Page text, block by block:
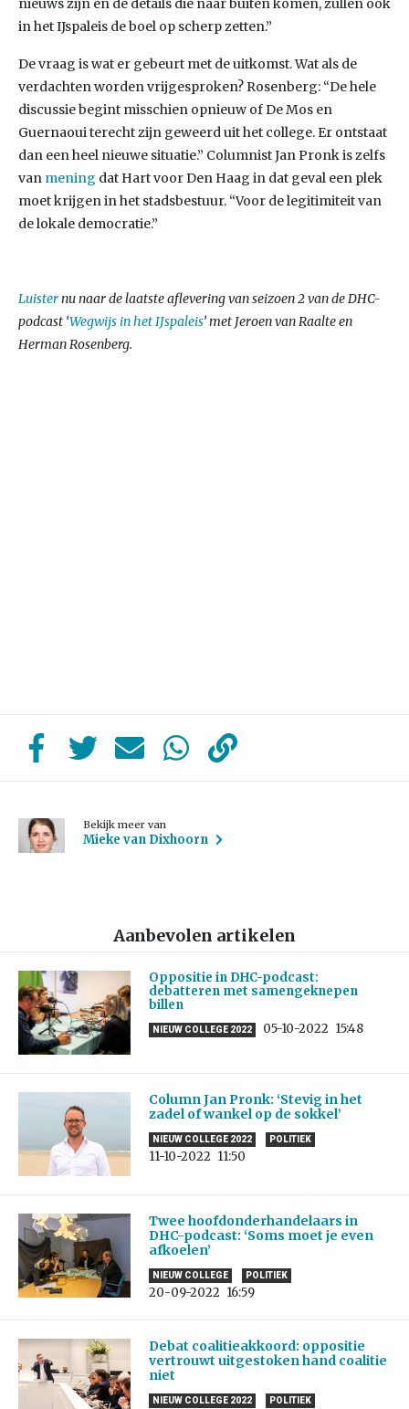
nieuws zijn en de details die naar buiten komen, zullen ook
in het IJspaleis de boel op scherp zetten.”
De vraag is wat er gebeurt met de uitkomst. Wat als de
verdachten worden vrijgesproken? Rosenberg: “De hele
discussie begint misschien opnieuw of De Mos en
Guernaoui terecht zijn geweerd uit het college. Er ontstaat
dan een heel nieuwe situatie.” Columnist Jan Pronk is zelfs
van mening dat Hart voor Den Haag in dat geval een plek
moet krijgen in het stadsbestuur. “Voor de legitimiteit van
de lokale democratie.”
Luisternu naar de laatste aflevering van seizoen 2 van de DHC-
podcast ‘Wegwijs in het IJspaleis’ met Jeroen van Raalte en
Herman Rosenberg.
Bekijk meer van
Mieke van Dixhoorn
Aanbevolen artikelen
Oppositie in DHC-podcast:
debatteren met samengeknepen
billen
NIEUW COLLEGE 2022 05-10-2022 15:48
Column Jan Pronk: ‘Stevig in het
zadel of wankel op de sokkel’
NIEUW COLLEGE 2022 POLITIEK
11-10-2022 11:50
Twee hoofdonderhandelaars in
DHC-podcast: ‘Soms moet je even
afkoelen’
NIEUW COLLEGE POLITIEK
20-09-2022 16:59
Debat coalitieakkoord: oppositie
vertrouwt uitgestoken hand coalitie
niet
NIEUW COLLEGE 2022 POLITIEK